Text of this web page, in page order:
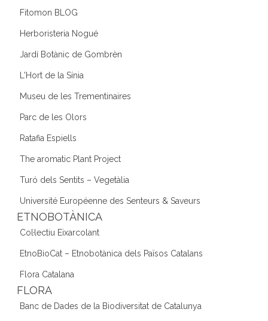
Fitomon BLOG
Herboristeria Nogué
Jardí Botànic de Gombrèn
L'Hort de la Sínia
Museu de les Trementinaires
Parc de les Olors
Ratafia Espiells
The aromatic Plant Project
Turó dels Sentits – Vegetàlia
Université Européenne des Senteurs & Saveurs
ETNOBOTÀNICA
Col·lectiu Eixarcolant
EtnoBioCat – Etnobotànica dels Països Catalans
Flora Catalana
FLORA
Banc de Dades de la Biodiversitat de Catalunya